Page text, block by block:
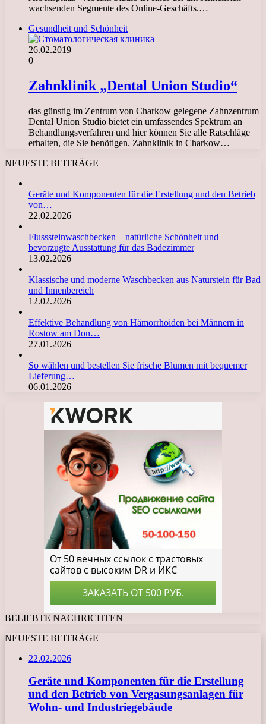
wachsenden Segmente des Online-Geschäfts.…
Gesundheit und Schönheit
26.02.2019
0
Zahnklinik „Dental Union Studio“
das günstig im Zentrum von Charkow gelegene Zahnzentrum
Dental Union Studio bietet ein umfassendes Spektrum an
Behandlungsverfahren und hier können Sie alle Ratschläge
erhalten, die Sie benötigen. Zahnklinik in Charkow…
NEUESTE BEITRÄGE
Geräte und Komponenten für die Erstellung und den Betrieb
von…
22.02.2026
Flusssteinwaschbecken – natürliche Schönheit und
bevorzugte Ausstattung für das Badezimmer
13.02.2026
Klassische und moderne Waschbecken aus Naturstein für Bad
und Innenbereich
12.02.2026
Effektive Behandlung von Hämorrhoiden bei Männern in
Rostow am Don…
27.01.2026
So wählen und bestellen Sie frische Blumen mit bequemer
Lieferung…
06.01.2026
BELIEBTE NACHRICHTEN
NEUESTE BEITRÄGE
22.02.2026
Geräte und Komponenten für die Erstellung
und den Betrieb von Vergasungsanlagen für
Wohn- und Industriegebäude